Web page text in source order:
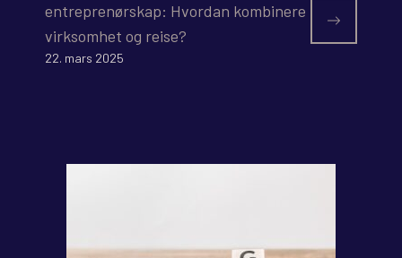
entreprenørskap: Hvordan kombinere
virksomhet og reise?
22. mars 2025